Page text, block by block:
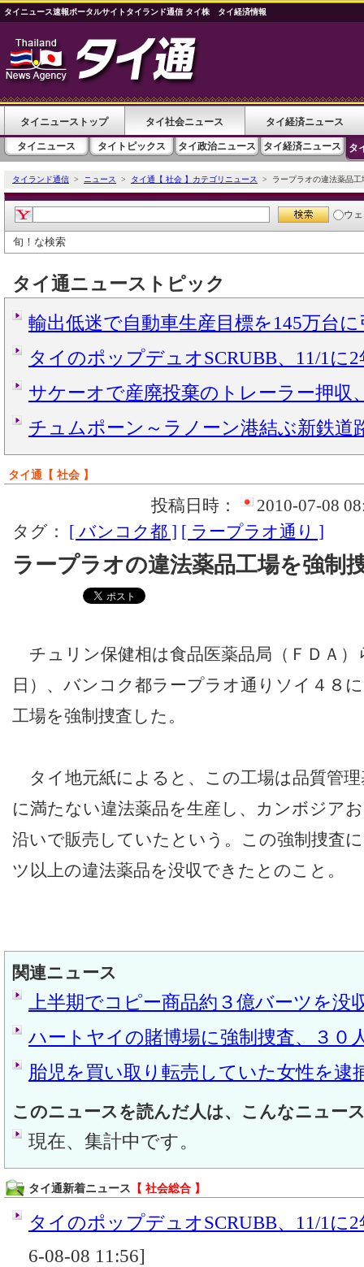
タイニュース速報ポータルサイトタイランド通信 タイ株 タイ経済情報
タイニューストップ タイ社会ニュース タイ経済ニュース
タイニュース タイトピックス タイ政治ニュース タイ経済ニュース タ
タイランド通信 > ニュース > タイ通【 社会 】カテゴリニュース > ラープラオの違法薬品工
ウ
旬！な検索
タイ通ニューストピック
輸出低迷で自動車生産目標を145万台
タイのポップデュオSCRUBB、11/1に
サケーオで産廃投棄のトレーラー押収
チュムポーン～ラノーン港結ぶ新鉄道
タイ通【 社会 】
投稿日時：
2010-07-08
タグ： [ バンコク都 ] [ ラープラオ通り ]
ラープラオの違法薬品工場を強制
チュリン保健相は食品医薬品局（ＦＤＡ）
日）、バンコク都ラープラオ通りソイ４８
工場を強制捜査した。
タイ地元紙によると、この工場は品質管理
に満たない違法薬品を生産し、カンボジア
沿いで販売していたという。この強制捜査
ツ以上の違法薬品を没収できたとのこと。
関連ニュース
上半期でコピー商品約３億バーツを没
ハートヤイの賭博場に強制捜査、３０
胎児を買い取り転売していた女性を逮
このニュースを読んだ人は、こんなニュー
現在、集計中です。
タイ通新着ニュース 【 社会総合 】
タイのポップデュオSCRUBB、11/1に
6-08-08 11:56]